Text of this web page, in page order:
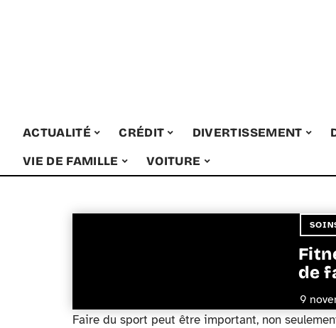
ACTUALITÉ CRÉDIT DIVERTISSEMENT
VIE DE FAMILLE
VOITURE
de
9
Faire du sport peut être important, non